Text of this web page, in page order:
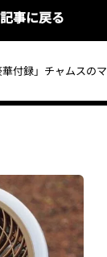
記事に戻る